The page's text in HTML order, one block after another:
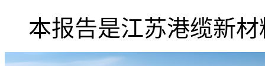
本报告是江苏港缆新材